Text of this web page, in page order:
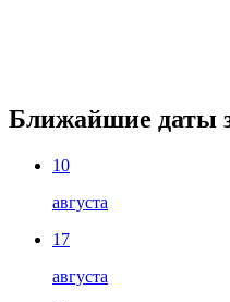
Ближайшие даты
10
августа
17
августа